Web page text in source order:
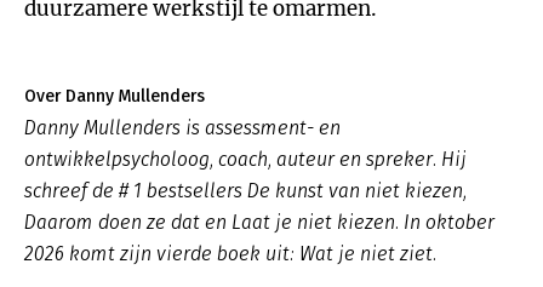
duurzamere werkstijl te omarmen.
Over Danny Mullenders
Danny Mullenders is assessment- en
ontwikkelpsycholoog, coach, auteur en spreker. Hij
schreef de # 1 bestsellers De kunst van niet kiezen,
Daarom doen ze dat en Laat je niet kiezen. In oktober
2026 komt zijn vierde boek uit: Wat je niet ziet.